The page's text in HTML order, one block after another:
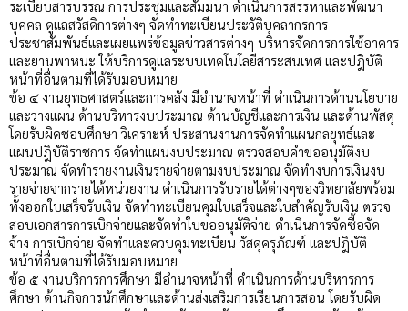
ระเบียบสารบรรณ การประชุมและสัมมนา ดำเนินการสรรหาและพัฒนา
บุคคล ดูแลสวัสดิการต่างๆ จัดทำทะเบียนประวัติบุคลากรการ
ประชาสัมพันธ์และเผยแพร่ข้อมูลข่าวสารต่างๆ บริหารจัดการการใช้อาคาร
และยานพาหนะ ให้บริการดูแลระบบเทคโนโลยีสาระสนเทศ และปฎิบัติ
หน้าที่อื่นตามที่ได้รับมอบหมาย
ข้อ ๔ งานยุทธศาสตร์และการคลัง มีอำนาจหน้าที่ ดำเนินการด้านนโยบาย
และวางแผน ด้านบริหารงบประมาณ ด้านบัญชีและการเงิน และด้านพัสดุ
โดยรับผิดชอบศึกษา วิเคราะห์ ประสานงานการจัดทำแผนกลยุทธ์และ
แผนปฎิบัติราชการ จัดทำแผนงบประมาณ ตรวจสอบคำขออนุมัติงบ
ประมาณ จัดทำรายงานเงินรายจ่ายตามงบประมาณ จัดทำงบการเงินงบ
รายจ่ายจากรายได้หน่วยงาน ดำเนินการรับรายได้ต่างๆของวิทยาลัยพร้อม
ทั้งออกใบเสร็จรับเงิน จัดทำทะเบียนคุมใบเสร็จและใบสำคัญรับเงิน ตรวจ
สอบเอกสารการเบิกจ่ายและจัดทำใบขออนุมัติจ่าย ดำเนินการจัดซื้อจัด
จ้าง การเบิกจ่าย จัดทำและควบคุมทะเบียน วัสดุครุภัณฑ์ และปฎิบัติ
หน้าที่อื่นตามที่ได้รับมอบหมาย
ข้อ ๕ งานบริการการศึกษา มีอำนาจหน้าที่ ดำเนินการด้านบริหารการ
ศึกษา ด้านกิจการนักศึกษาและด้านส่งเสริมการเรียนการสอน โดยรับผิด